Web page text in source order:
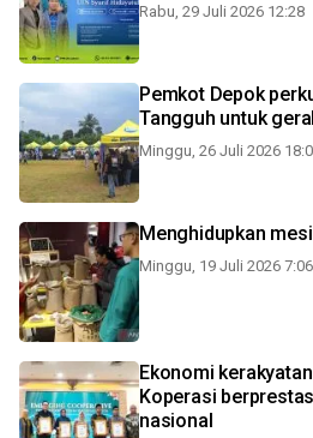
Rabu, 29 Juli 2026 12:28
Pemkot Depok
Tangguh untuk
Minggu, 26 Juli 2026
Menghidupkan
Minggu, 19 Juli 2026 7:06
Ekonomi
Koperasi
nasional